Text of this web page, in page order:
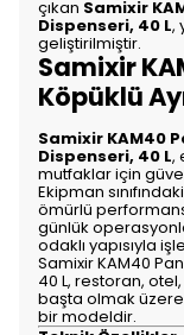
çıkan Samixir
Dispenseri, 40 L,
geliştirilmiştir.
Samixir
Köpüklü
Samixir KAM40
Dispenseri, 40 L,
mutfaklar için
Ekipman
ömürlü
günlük
odaklı yapısıyla
Samixir KAM40
40 L, restoran,
başta olmak
bir modeldir.